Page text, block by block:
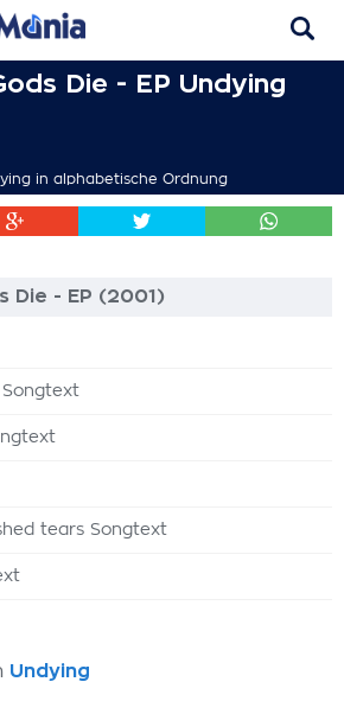
Die - EP Undying
in alphabetische Ordnung
Die - EP (2001)
Songtext
tears Songtext
Undying